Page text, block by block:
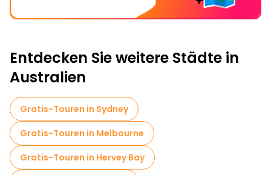
Entdecken Sie weitere Städte in
Australien
Gratis-Touren in Sydney
Gratis-Touren in Melbourne
Gratis-Touren in Hervey Bay